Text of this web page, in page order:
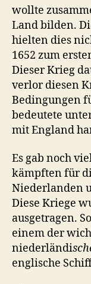
wollte
Land bilden.
hielten dies
1652 zum
Dieser Krieg
verlor diesen
Bedingungen
bedeutete
mit England
Es gab noch
kämpften für
Niederlanden
Diese Kriege
ausgetragen.
einem der
niederländi
englische